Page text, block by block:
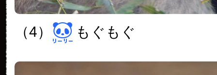
（4） もぐもぐ